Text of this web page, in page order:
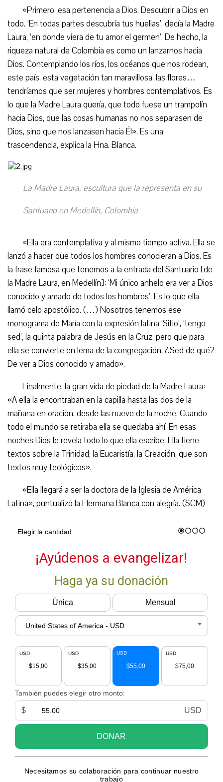
«Primero, esa pertenencia a Dios. Descubrir a Dios en
todo. ‘En todas partes descubría tus huellas’, decía la Madre
Laura, ‘en donde viera de tu amor el germen’. De hecho, la
riqueza natural de Colombia es como un lanzarnos hacia
Dios. Contemplando los ríos, los océanos que nos rodean,
este país, esta vegetación tan maravillosa, las flores…
tendríamos que ser mujeres y hombres contemplativos. Es
lo que la Madre Laura quería, que todo fuese un trampolín
hacia Dios, que las cosas humanas no nos separasen de
Dios, sino que nos lanzasen hacia Él». Es una
trascendencia, explica la Hna. Blanca.
La Madre Laura, escultura que la representa en su
Santuario en Medellín, Colombia
«Ella era contemplativa y al mismo tiempo activa. Ella se
lanzó a hacer que todos los hombres conocieran a Dios. Es
la frase famosa que tenemos a la entrada del Santuario [de
la Madre Laura, en Medellín]: ‘Mi único anhelo era ver a Dios
conocido y amado de todos los hombres’. Es lo que ella
llamó celo apostólico. (…) Nosotros tenemos ese
monograma de María con la expresión latina ‘Sitio’, ‘tengo
sed’, la quinta palabra de Jesús en la Cruz, pero que para
ella se convierte en lema de la congregación. ¿Sed de qué?
De ver a Dios conocido y amado».
Finalmente, la gran vida de piedad de la Madre Laura:
«A ella la encontraban en la capilla hasta las dos de la
mañana en oración, desde las nueve de la noche. Cuando
todo el mundo se retiraba ella se quedaba ahí. En esas
noches Dios le revela todo lo que ella escribe. Ella tiene
textos sobre la Trinidad, la Eucaristía, la Creación, que son
textos muy teológicos».
«Ella llegará a ser la doctora de la Iglesia de América
Latina», puntualizó la Hermana Blanca con alegría. (SCM)